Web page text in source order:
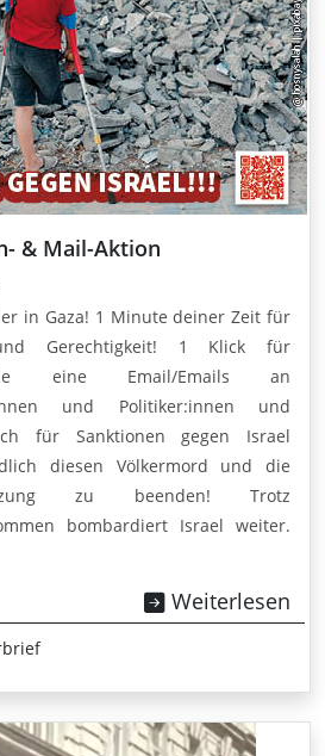
& Mail-Aktion
in Gaza! 1 Minute deiner Zeit für
Gerechtigkeit! 1 Klick für
eine Email/Emails an
und Politiker:innen und
für Sanktionen gegen Israel
diesen Völkermord und die
zu beenden! Trotz
bombardiert Israel weiter.
Weiterlesen